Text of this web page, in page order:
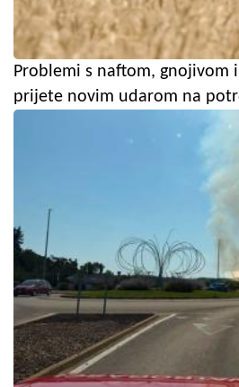
Problemi s naftom, gnojivom
prijete novim udarom na